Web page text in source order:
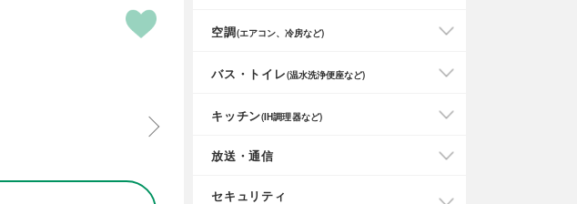
空調(エアコン、冷房など)
バス・トイレ(温水洗浄便座など)
キッチン(IH調理器など)
放送・通信
セキュリティ